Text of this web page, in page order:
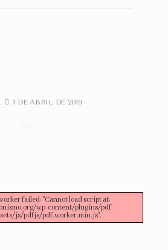
1 DE ABRIL DE 2019
failed: "Cannot load script at:
wp-content/plugins/pdf-
js/pdfjs/pdf.worker.min.js".